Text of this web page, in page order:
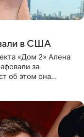
в США
«Дом 2» Алена
за
об этом она